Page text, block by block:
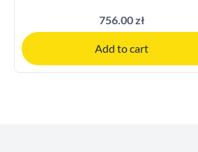
756.00 zł
Add to cart